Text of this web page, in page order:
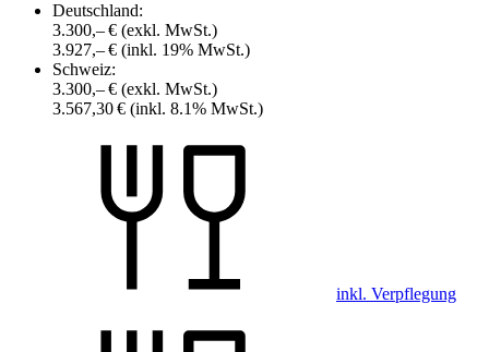
Deutschland:
3.300,– € (exkl. MwSt.)
3.927,– € (inkl. 19% MwSt.)
Schweiz:
3.300,– € (exkl. MwSt.)
3.567,30 € (inkl. 8.1% MwSt.)
inkl. Verpflegung